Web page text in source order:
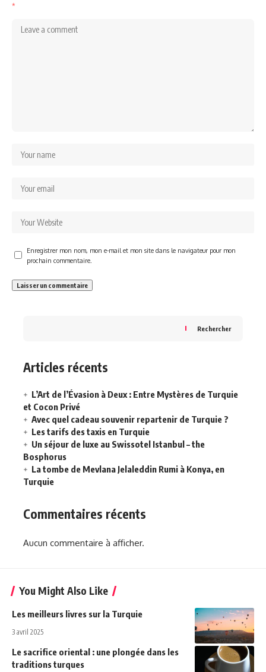
*
Enregistrer mon nom, mon e-mail et mon site dans le navigateur pour mon
prochain commentaire.
Rechercher
Articles récents
L’Art de l’Évasion à Deux : Entre Mystères de Turquie
et Cocon Privé
Avec quel cadeau souvenir repartenir de Turquie ?
Les tarifs des taxis en Turquie
Un séjour de luxe au Swissotel Istanbul – the
Bosphorus
La tombe de Mevlana Jelaleddin Rumi à Konya, en
Turquie
Commentaires récents
Aucun commentaire à afficher.
You Might Also Like
Les meilleurs livres sur la Turquie
3 avril 2025
Le sacrifice oriental : une plongée dans les
traditions turques